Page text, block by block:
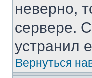
неверно,
сервере.
устранил
Вернуться